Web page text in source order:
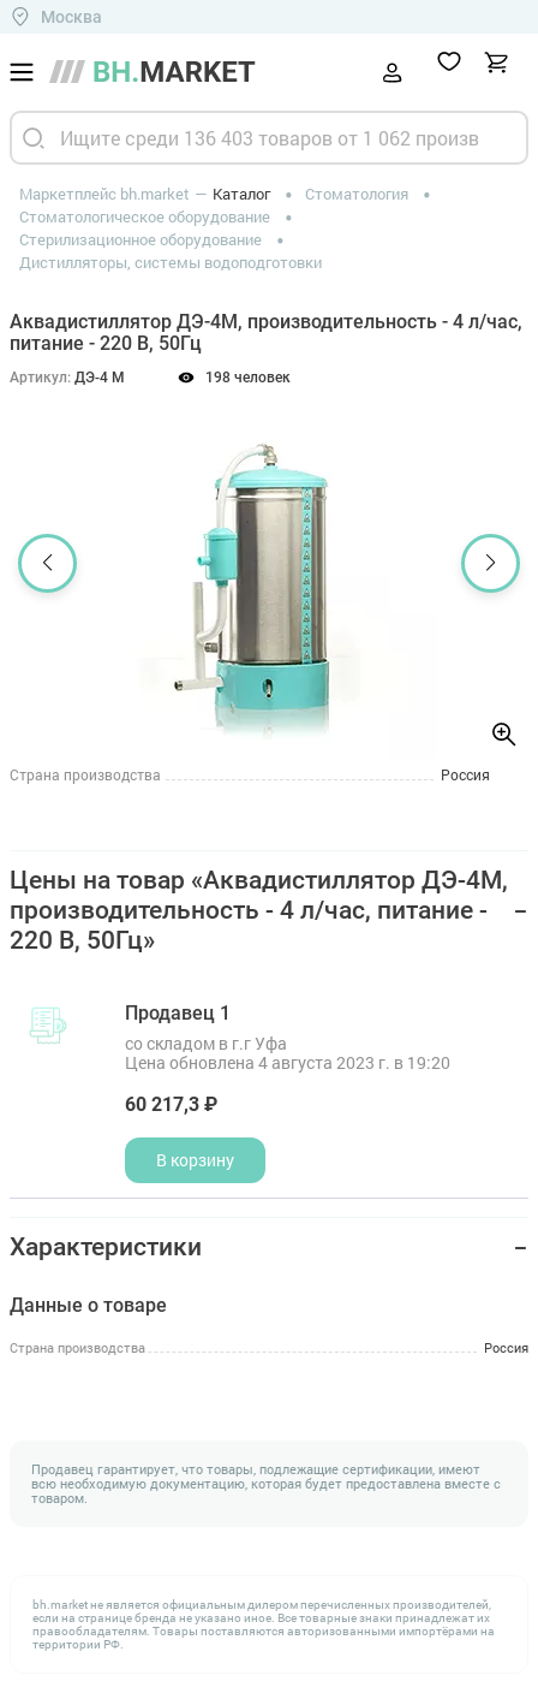
Москва
Маркетплейс bh.market Каталог
Стоматология
Стоматологическое оборудование
Стерилизационное оборудование
Дистилляторы, системы водоподготовки
Аквадистиллятор ДЭ-4М, производительность - 4 л/час,
питание - 220 В, 50Гц
Артикул: ДЭ-4 М 198 человек
Страна производства Россия
Цены на товар «Аквадистиллятор ДЭ-4М,
производительность - 4 л/час, питание -
220 В, 50Гц»
Продавец 1
со складом в г.г Уфа
Цена обновлена 4 августа 2023 г. в 19:20
60 217,3 ₽
В корзину
Характеристики
Данные о товаре
Страна производства Россия
Продавец гарантирует, что товары, подлежащие сертификации, имеют
всю необходимую документацию, которая будет предоставлена вместе с
товаром.
bh.market не является официальным дилером перечисленных производителей,
если на странице бренда не указано иное. Все товарные знаки принадлежат их
правообладателям. Товары поставляются авторизованными импортёрами на
территории РФ.